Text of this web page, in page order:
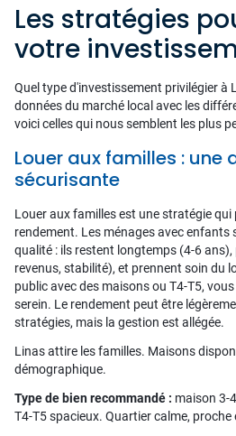
Les stratégies
votre
Quel type d'investissement privilégier à
données du marché local avec les
voici celles qui nous semblent les plus
Louer aux familles : une
sécurisante
Louer aux familles est une stratégie qui
rendement. Les ménages avec enfants
qualité : ils restent longtemps (4-6
revenus, stabilité), et prennent soin du
public avec des maisons ou T4-T5,
serein. Le rendement peut être
stratégies, mais la gestion est allégée.
Linas attire les familles. Maisons
démographique.
Type de bien recommandé : maison 3-
T4-T5 spacieux. Quartier calme,